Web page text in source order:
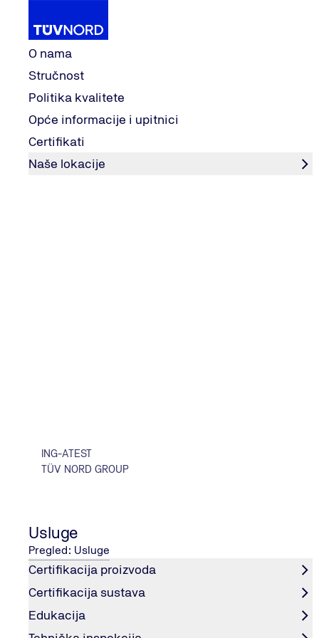
Tvrtka
O nama
Stručnost
Politika kvalitete
Opće informacije i upitnici
Certifikati
Naše lokacije
ING-ATEST
TÜV NORD GROUP
Usluge
Pregled: Usluge
Certifikacija proizvoda
Certifikacija sustava
Edukacija
Home
Kontakt Kontakt obrazac
Kontakt obrazac
Imate pitanja ili
Na raspolaganju smo
poslali svoju poruku. Naš
Ime i prezime*
Kontakt broj